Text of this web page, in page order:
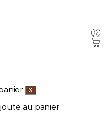
au panier